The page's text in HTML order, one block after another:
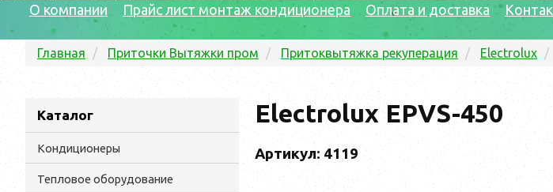
О компании Прайс лист монтаж кондиционера Оплата и доставка
Главная Приточки Вытяжки пром Притоквытяжка рекуперация Electrolux
Каталог
Кондиционеры
Тепловое оборудование
Electrolux EPVS-450
Артикул: 4119